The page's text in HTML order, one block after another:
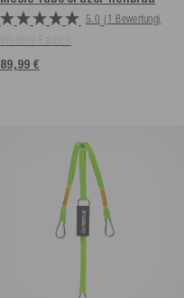
5.0 (1 Bewertung)
89,99 €